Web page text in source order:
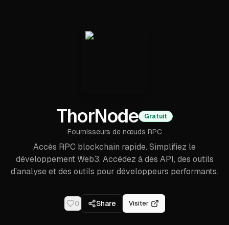
ThorNode Gratuit
Fournisseurs de nœuds RPC
Accès RPC blockchain rapide. Simplifiez le
développement Web3. Accédez à des API, des outils
d’analyse et des outils pour développeurs performants.
0 Share Visiter